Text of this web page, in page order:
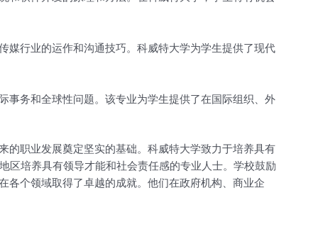
媒行业的运作和沟通技巧。科威特大学为学生提供了现代
事务和全球性问题。该专业为学生提供了在国际组织、外
的职业发展奠定坚实的基础。科威特大学致力于培养具有
区培养具有领导才能和社会责任感的专业人士。学校鼓励
各个领域取得了卓越的成就。他们在政府机构、商业企